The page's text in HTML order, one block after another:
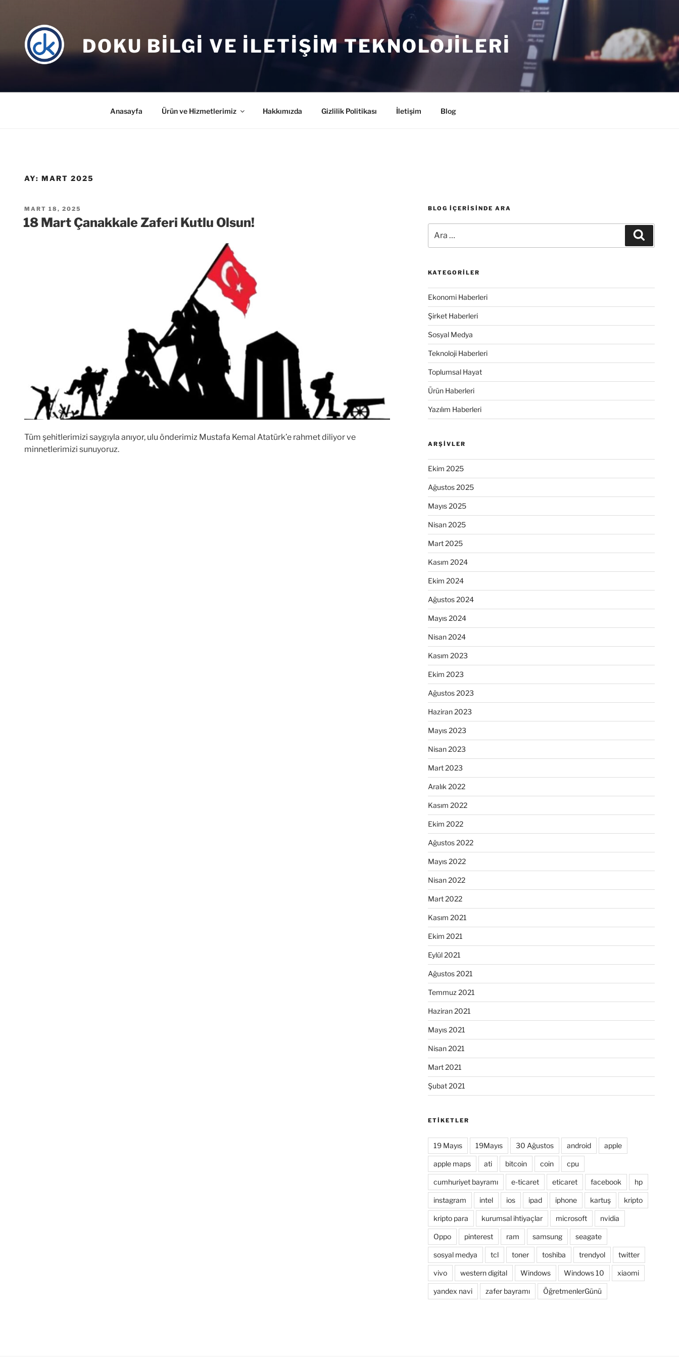
DOKU BILGI VE İLETIŞIM TEKNOLOJILERI
Anasayfa Ürün ve Hizmetlerimiz Hakkımızda Gizlilik Politikası İletişim Blog
AY: MART 2025
YAYIM
TARIHI
MART 18, 2025
18 Mart Çanakkale Zaferi Kutlu Olsun!
Tüm şehitlerimizi saygıyla anıyor, ulu önderimiz Mustafa Kemal Atatürk’e rahmet diliyor ve
minnetlerimizi sunuyoruz.
BLOG İÇERISINDE ARA
KATEGORILER
Ekonomi Haberleri
Şirket Haberleri
Sosyal Medya
Teknoloji Haberleri
Toplumsal Hayat
Ürün Haberleri
Yazılım Haberleri
ARŞIVLER
Ekim 2025
Ağustos 2025
Mayıs 2025
Nisan 2025
Mart 2025
Kasım 2024
Ekim 2024
Ağustos 2024
Mayıs 2024
Nisan 2024
Kasım 2023
Ekim 2023
Ağustos 2023
Haziran 2023
Mayıs 2023
Nisan 2023
Mart 2023
Aralık 2022
Kasım 2022
Ekim 2022
Ağustos 2022
Mayıs 2022
Nisan 2022
Mart 2022
Kasım 2021
Ekim 2021
Eylül 2021
Ağustos 2021
Temmuz 2021
Haziran 2021
Mayıs 2021
Nisan 2021
Mart 2021
Şubat 2021
ETIKETLER
19 Mayıs 19Mayıs 30 Ağustos android apple
apple maps ati bitcoin coin cpu
cumhuriyet bayramı e-ticaret eticaret facebook hp
instagram intel ios ipad iphone kartuş kripto
kripto para kurumsal ihtiyaçlar microsoft nvidia
Oppo pinterest ram samsung seagate
sosyal medya tcl toner toshiba trendyol twitter
vivo western digital Windows Windows 10 xiaomi
yandex navi zafer bayramı ÖğretmenlerGünü